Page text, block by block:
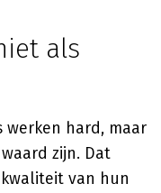
als
werken hard, maar
zijn. Dat
van hun